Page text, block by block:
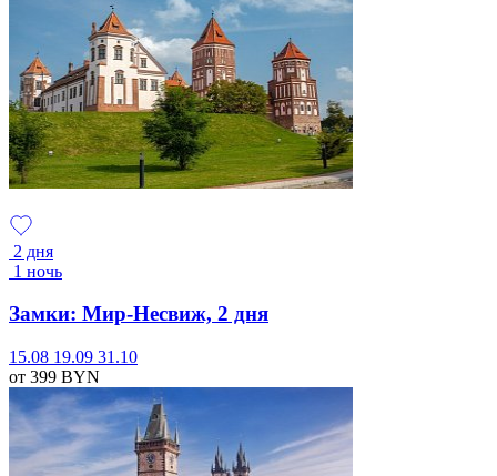
2 дня
1 ночь
Замки: Мир-Несвиж, 2 дня
15.08 19.09 31.10
от 399 BYN